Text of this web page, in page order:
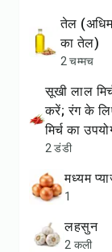
तेल (अधिमानतः तिल का तेल या कोई भी खाना पकाने
का तेल)
2 चम्मच
सूखी लाल मिर्च (मसाले के स्तर के अनुसार समायोजित
करें; रंग के
मिर्च का
2 डंडी
मध्यम
1
लहसुन
2 कली